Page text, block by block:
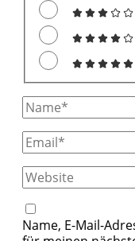
Full
Name
Email
Website
Name, E-Mail-